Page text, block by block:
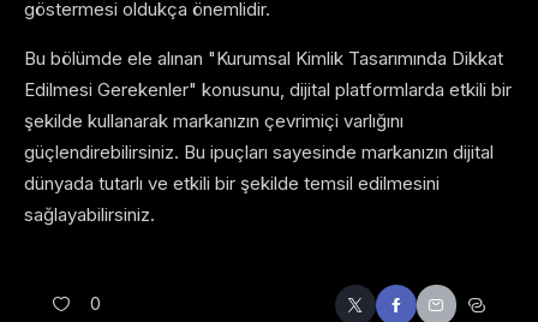
göstermesi oldukça önemlidir.
Bu bölümde ele alınan "Kurumsal Kimlik Tasarımında Dikkat
Edilmesi Gerekenler" konusunu, dijital platformlarda etkili bir
şekilde kullanarak markanızın çevrimiçi varlığını
güçlendirebilirsiniz. Bu ipuçları sayesinde markanızın dijital
dünyada tutarlı ve etkili bir şekilde temsil edilmesini
sağlayabilirsiniz.
0